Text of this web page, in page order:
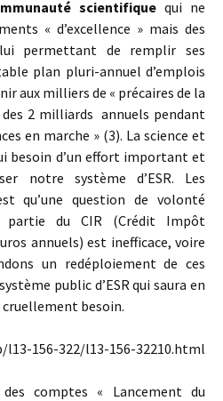
scientifique qui ne
« d’excellence » mais des
permettant de remplir ses
plan pluri-annuel d’emplois
aux milliers de « précaires de la
des 2 milliards annuels pendant
en marche » (3). La science et
besoin d’un effort important et
notre système d’ESR. Les
qu’une question de volonté
partie du CIR (Crédit Impôt
annuels) est inefficace, voire
un redéploiement de ces
public d’ESR qui saura en
cruellement besoin.
156-322/l13-156-32210.html
comptes « Lancement du